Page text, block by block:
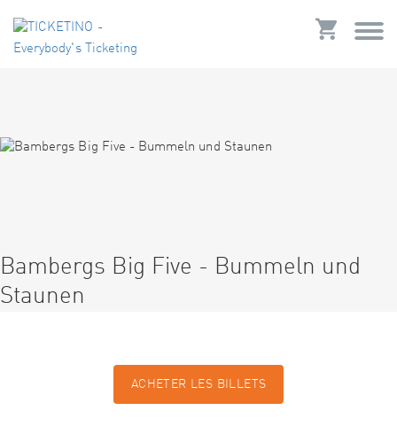
Bambergs Big Five - Bummeln und
Staunen
ACHETER LES BILLETS